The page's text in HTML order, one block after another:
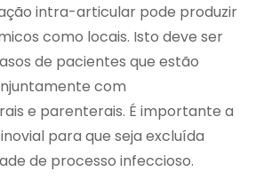
intra-articular pode produzir
como locais. Isto deve ser
de pacientes que estão
com
e parenterais. É importante a
para que seja excluída
de processo infeccioso.